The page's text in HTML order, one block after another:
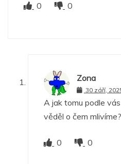
0 0
Zona
30 září,
A jak tomu podle
věděl o čem mlivíme?
0 0